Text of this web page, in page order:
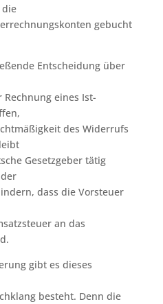
gebucht
Entscheidung über
eines Ist-
des Widerrufs
Gesetzgeber tätig
dass die Vorsteuer
an das
gibt es dieses
besteht. Denn die